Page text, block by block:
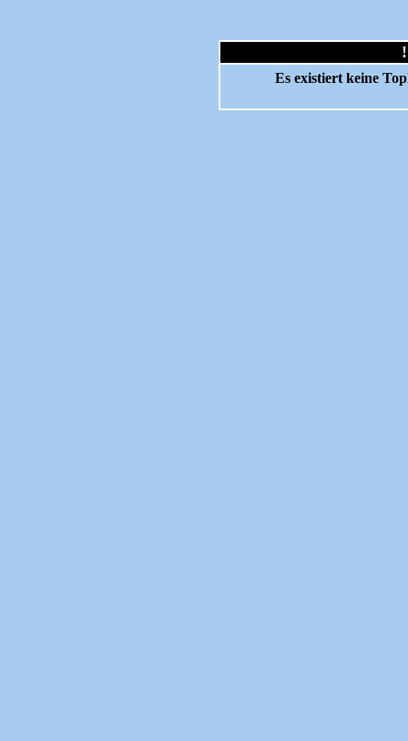
Es existiert keine